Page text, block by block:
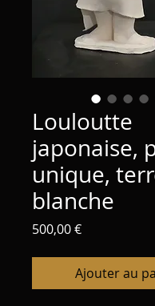
Louloutte
japonaise,
unique,
blanche
500,00 €Prix
Ajouter au